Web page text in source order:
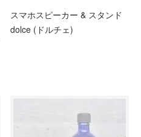
スマホスピーカー & スタンド
dolce (ドルチェ)